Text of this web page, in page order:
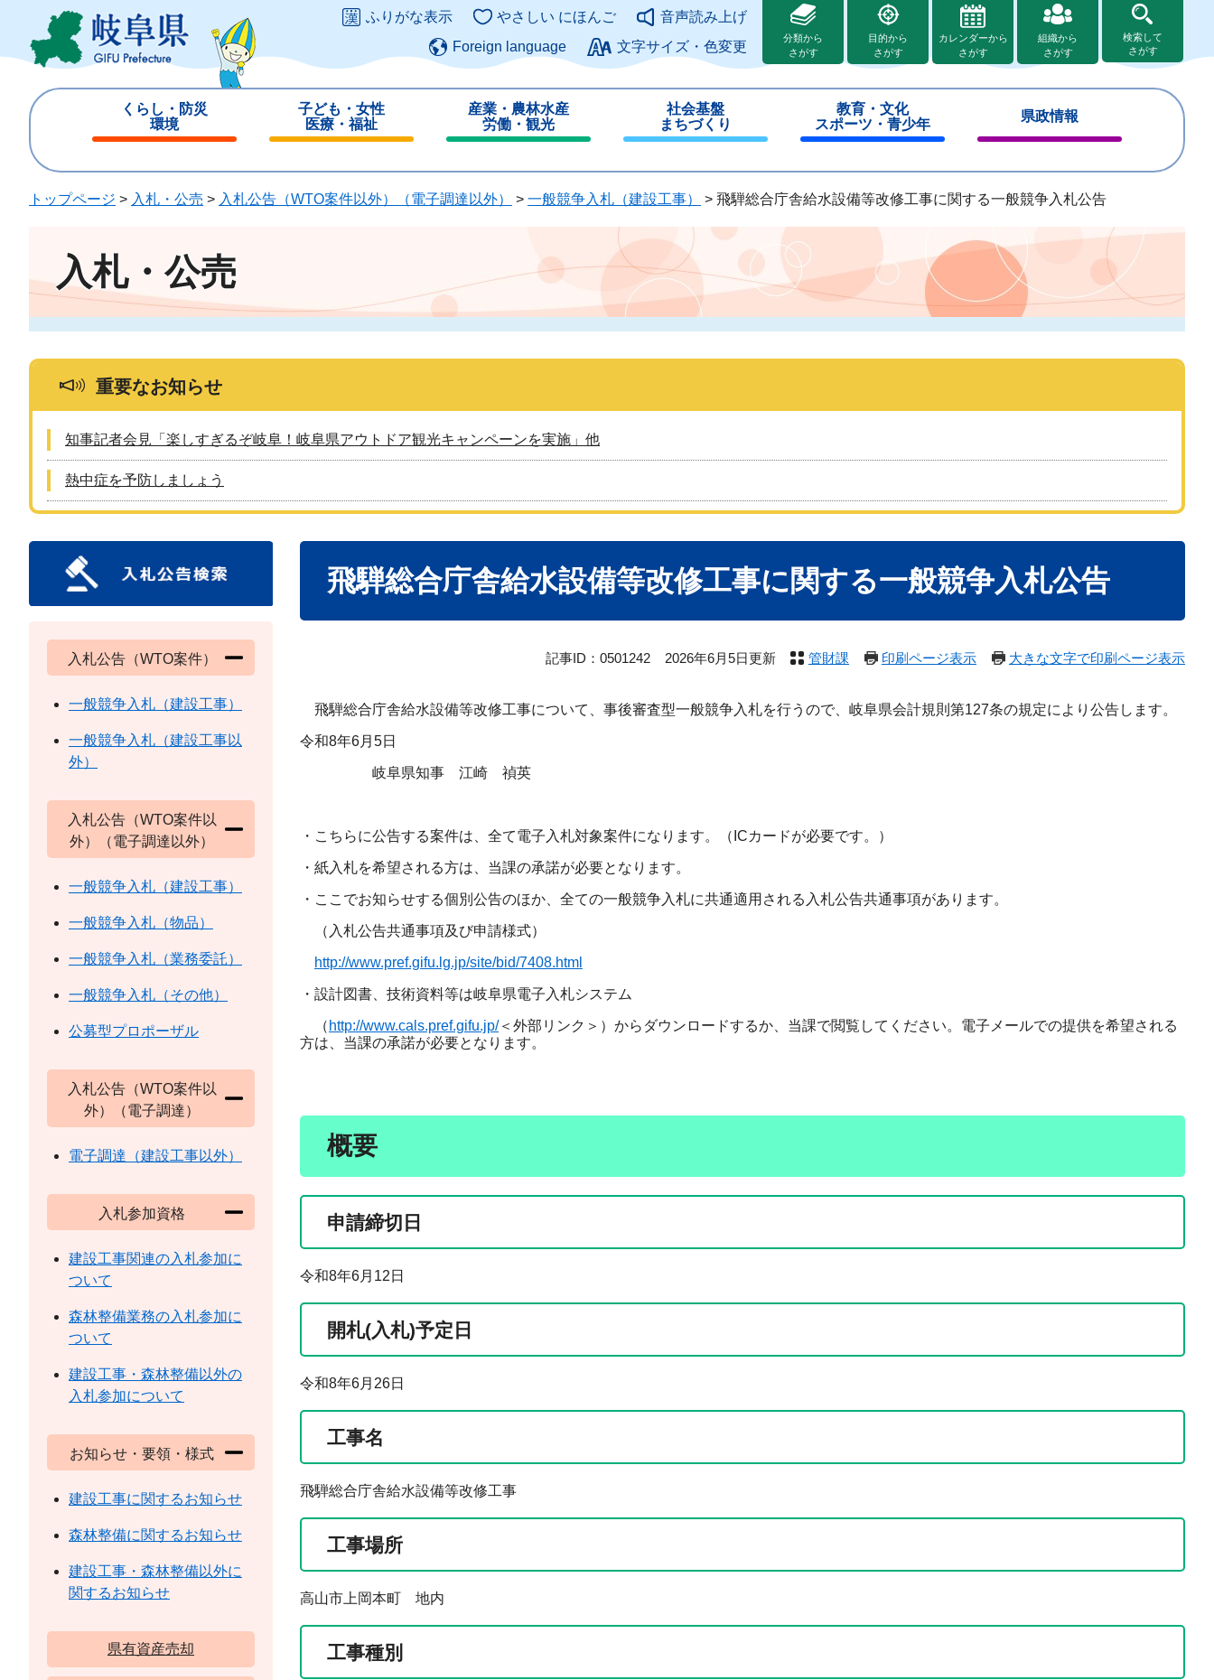
ジ
ュ
このページの本文へ
ふりがな表示 やさしい にほんご
音声読み上げ
Foreign language
文字サイズ・色変更
分類から
さがす
目的から
さがす
カレンダーから
さがす
組織から
さがす
検索して
さがす
くらし・防災
環境
じ
子ども・女性
医療・福祉
じ
る
産業・農林水産
労働・観光
じ
る
社会基盤
まちづくり
じ
る
教育・文化
スポーツ・青少年
じ
る
県政情報
じ
る
トップページ > 入札・公売 > 入札公告（WTO案件以外）（電子調達以外） > 一般競争入札（建設工事） > 飛騨総合庁舎給水設備等改修工事に関する一般競争入札公告
入札・公売
重要なお知らせ
知事記者会見「楽しすぎるぞ岐阜！岐阜県アウトドア観光キャンペーンを実施」他
熱中症を予防しましょう
飛騨総合庁舎給水設備等改修工事に関する一般競争入札公告
記事ID：0501242 2026年6月5日更新 管財課 印刷ページ表示 大きな文字で印刷ページ表示
飛騨総合庁舎給水設備等改修工事について、事後審査型一般競争入札を行うので、岐阜県会計規則第127条の規定により公告します。
令和8年6月5日
岐阜県知事 江崎 禎英
・こちらに公告する案件は、全て電子入札対象案件になります。（ICカードが必要です。）
・紙入札を希望される方は、当課の承諾が必要となります。
・ここでお知らせする個別公告のほか、全ての一般競争入札に共通適用される入札公告共通事項があります。
（入札公告共通事項及び申請様式）
http://www.pref.gifu.lg.jp/site/bid/7408.html
・設計図書、技術資料等は岐阜県電子入札システム
（ http://www.cals.pref.gifu.jp/＜外部リンク＞ ）からダウンロードするか、当課で閲覧してください。電子メールでの提供を希望される
方は、当課の承諾が必要となります。
概要
申請締切日
令和8年6月12日
開札(入札)予定日
令和8年6月26日
工事名
飛騨総合庁舎給水設備等改修工事
工事場所
高山市上岡本町 地内
工事種別
入札公告（WTO案件）
一般競争入札（建設工事）
一般競争入札（建設工事以
外）
入札公告（WTO案件以
外）（電子調達以外）
一般競争入札（建設工事）
一般競争入札（物品）
一般競争入札（業務委託）
一般競争入札（その他）
公募型プロポーザル
入札公告（WTO案件以
外）（電子調達）
電子調達（建設工事以外）
入札参加資格
建設工事関連の入札参加に
ついて
森林整備業務の入札参加に
ついて
建設工事・森林整備以外の
入札参加について
お知らせ・要領・様式
建設工事に関するお知らせ
森林整備に関するお知らせ
建設工事・森林整備以外に
関するお知らせ
県有資産売却